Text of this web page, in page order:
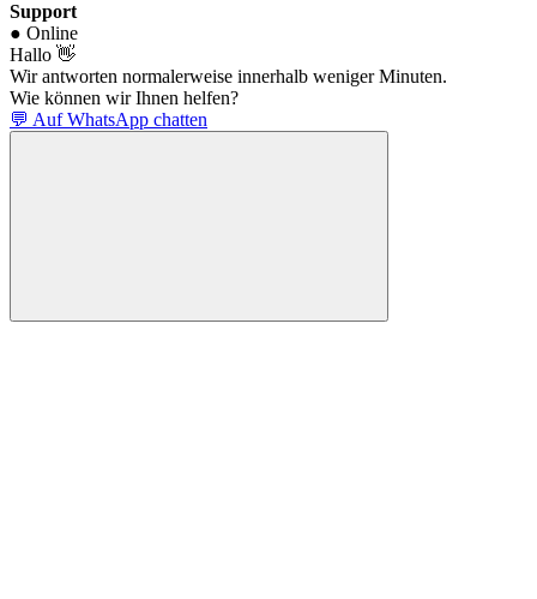
Support
● Online
Hallo 👋
Wir antworten normalerweise innerhalb weniger Minuten.
Wie können wir Ihnen helfen?
💬 Auf WhatsApp chatten